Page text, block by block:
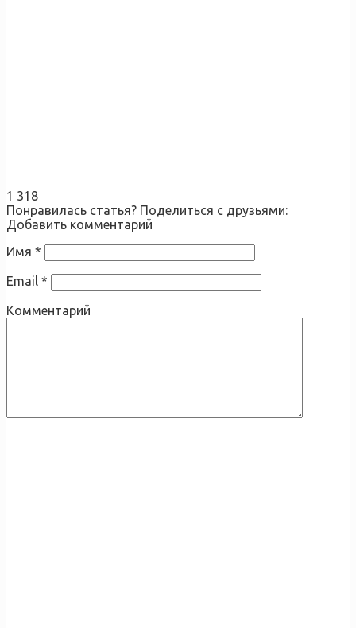
1 318
Понравилась статья? Поделиться с друзьями:
Добавить комментарий
Имя *
Email *
Комментарий